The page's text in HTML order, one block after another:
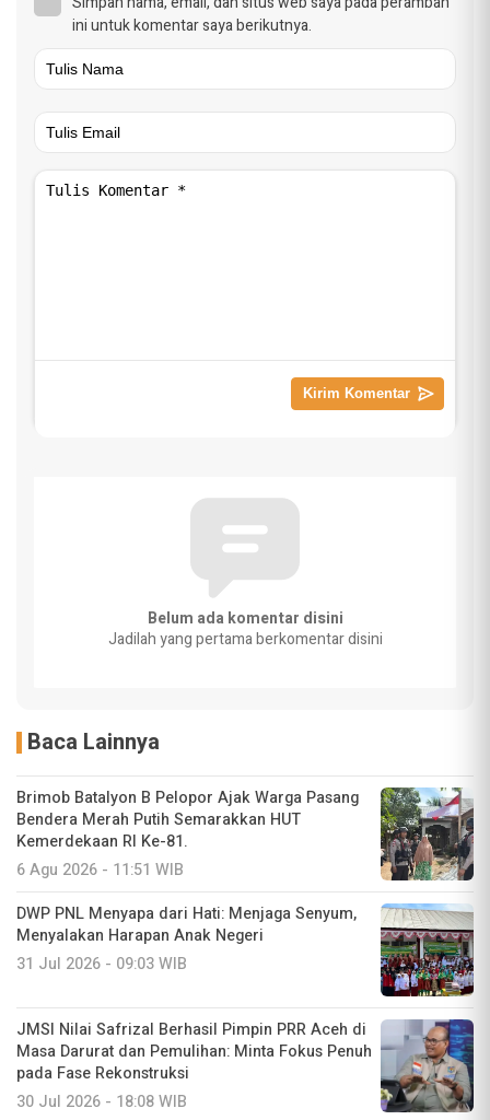
ini untuk komentar saya berikutnya.
Belum ada komentar disini
Jadilah yang pertama berkomentar disini
Baca Lainnya
Brimob Batalyon B Pelopor Ajak Warga Pasang
Bendera Merah Putih Semarakkan HUT
Kemerdekaan RI Ke-81.
6 Agu 2026 - 11:51 WIB
DWP PNL Menyapa dari Hati: Menjaga Senyum,
Menyalakan Harapan Anak Negeri
31 Jul 2026 - 09:03 WIB
JMSI Nilai Safrizal Berhasil Pimpin PRR Aceh di
Masa Darurat dan Pemulihan: Minta Fokus Penuh
pada Fase Rekonstruksi
30 Jul 2026 - 18:08 WIB